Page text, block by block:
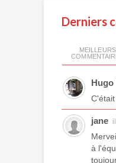
Derniers
MEILLEURS
Hugo
C'était
jane
à